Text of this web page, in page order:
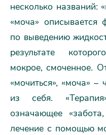
несколько названий:
«моча» описывается
по выведению
результате
мокрое, смоченное.
«мочиться», «моча» –
из себя.
означающее
лечение с помощью